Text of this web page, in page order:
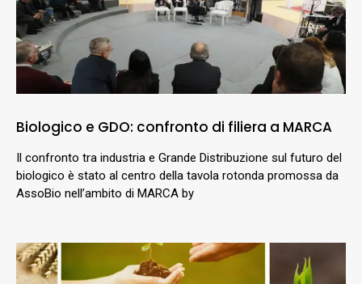
Biologico e GDO: confronto di filiera a MARCA
Il confronto tra industria e Grande Distribuzione sul futuro del
biologico è stato al centro della tavola rotonda promossa da
AssoBio nell’ambito di MARCA by